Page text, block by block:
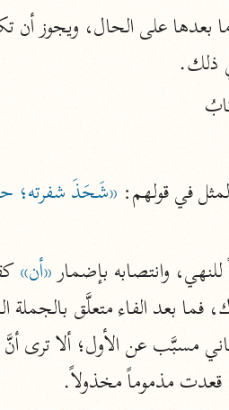
نحو ٣ مجلدات
بعدها على الحال، ويجوز أن
ذلك.
في قولهم:
وانتصابه بإضمار «أن»